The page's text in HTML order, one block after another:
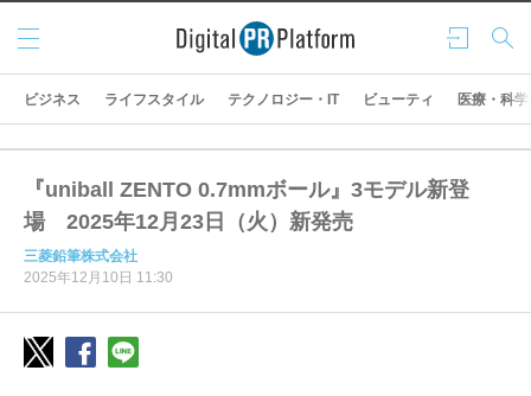
ログ
イン
検索
メニ
ュー
ビジネス ライフスタイル テクノロジー・IT ビューティ 医療・科学
『uniball ZENTO 0.7mmボール』3モデル新登
場 2025年12月23日（火）新発売
三菱鉛筆株式会社
2025年12月10日 11:30